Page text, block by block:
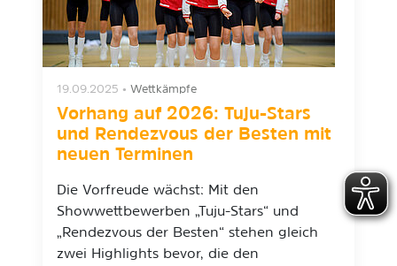
19.09.2025 • Wettkämpfe
Vorhang auf 2026: Tuju-Stars
und Rendezvous der Besten mit
neuen Terminen
Die Vorfreude wächst: Mit den
Showwettbewerben „Tuju-Stars“ und
„Rendezvous der Besten“ stehen gleich
zwei Highlights bevor, die den